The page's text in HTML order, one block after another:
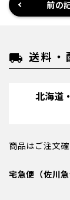
前の
local_shipping 送料・
北海道
商品はご注文
宅急便（佐川急